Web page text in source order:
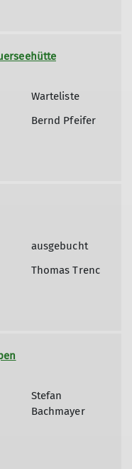
Warteliste
Bernd Pfeifer
ausgebucht
Thomas Trenc
Stefan
Bachmayer